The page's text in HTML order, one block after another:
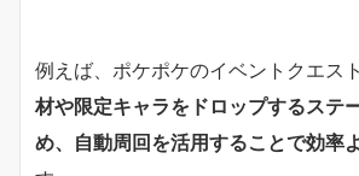
例えば、ポケポケのイベントクエスト
材や限定キャラをドロップするステ
め、自動周回を活用することで効率